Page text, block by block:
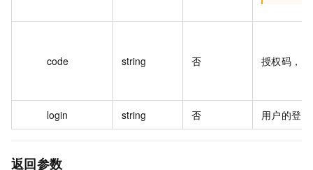
code string 否 授权码，
login string 否 用户的登
返回参数